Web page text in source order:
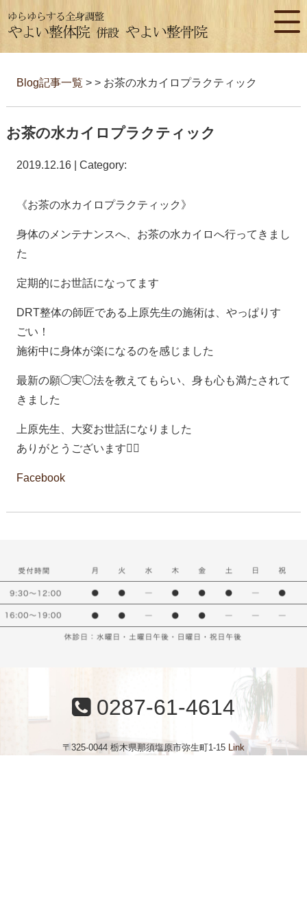
Blog記事一覧 > > お茶の水カイロプラクティック
お茶の水カイロプラクティック
2019.12.16 | Category:
《お茶の水カイロプラクティック》
身体のメンテナンスへ、お茶の水カイロへ行ってきまし
た
定期的にお世話になってます
DRT整体の師匠である上原先生の施術は、やっぱりす
ごい！
施術中に身体が楽になるのを感じました
最新の願◯実◯法を教えてもらい、身も心も満たされて
きました
上原先生、大変お世話になりました
ありがとうございます🙇‍♂️
Facebook
0287-61-4614
〒325-0044 栃木県那須塩原市弥生町1-15 Link